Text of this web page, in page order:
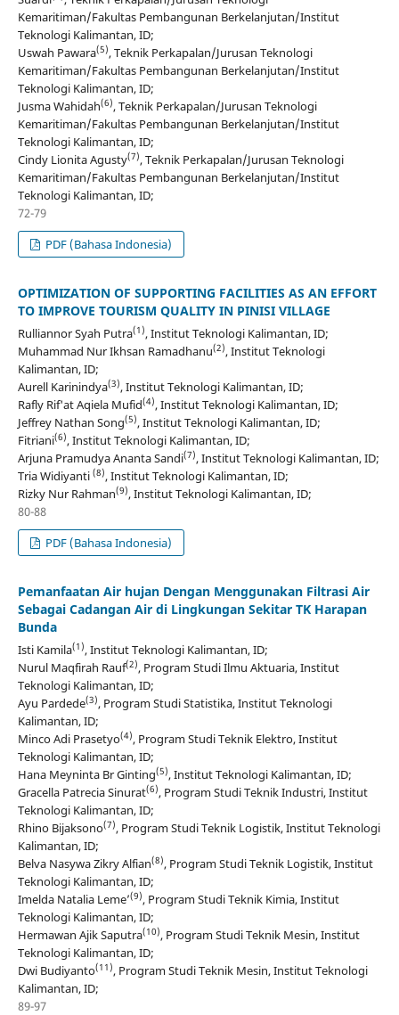
Kemaritiman/Fakultas Pembangunan Berkelanjutan/Institut
Teknologi Kalimantan, ID;
Uswah Pawara(5), Teknik Perkapalan/Jurusan Teknologi
Kemaritiman/Fakultas Pembangunan Berkelanjutan/Institut
Teknologi Kalimantan, ID;
Jusma Wahidah(6), Teknik Perkapalan/Jurusan Teknologi
Kemaritiman/Fakultas Pembangunan Berkelanjutan/Institut
Teknologi Kalimantan, ID;
Cindy Lionita Agusty(7), Teknik Perkapalan/Jurusan Teknologi
Kemaritiman/Fakultas Pembangunan Berkelanjutan/Institut
Teknologi Kalimantan, ID;
72-79
PDF (Bahasa Indonesia)
OPTIMIZATION OF SUPPORTING FACILITIES AS AN EFFORT
TO IMPROVE TOURISM QUALITY IN PINISI VILLAGE
Rulliannor Syah Putra(1), Institut Teknologi Kalimantan, ID;
Muhammad Nur Ikhsan Ramadhanu(2), Institut Teknologi
Kalimantan, ID;
Aurell Karinindya(3), Institut Teknologi Kalimantan, ID;
Rafly Rif'at Aqiela Mufid(4), Institut Teknologi Kalimantan, ID;
Jeffrey Nathan Song(5), Institut Teknologi Kalimantan, ID;
Fitriani(6), Institut Teknologi Kalimantan, ID;
Arjuna Pramudya Ananta Sandi(7), Institut Teknologi Kalimantan, ID;
Tria Widiyanti (8), Institut Teknologi Kalimantan, ID;
Rizky Nur Rahman(9), Institut Teknologi Kalimantan, ID;
80-88
PDF (Bahasa Indonesia)
Pemanfaatan Air hujan Dengan Menggunakan Filtrasi Air
Sebagai Cadangan Air di Lingkungan Sekitar TK Harapan
Bunda
Isti Kamila(1), Institut Teknologi Kalimantan, ID;
Nurul Maqfirah Rauf(2), Program Studi Ilmu Aktuaria, Institut
Teknologi Kalimantan, ID;
Ayu Pardede(3), Program Studi Statistika, Institut Teknologi
Kalimantan, ID;
Minco Adi Prasetyo(4), Program Studi Teknik Elektro, Institut
Teknologi Kalimantan, ID;
Hana Meyninta Br Ginting(5), Institut Teknologi Kalimantan, ID;
Gracella Patrecia Sinurat(6), Program Studi Teknik Industri, Institut
Teknologi Kalimantan, ID;
Rhino Bijaksono(7), Program Studi Teknik Logistik, Institut Teknologi
Kalimantan, ID;
Belva Nasywa Zikry Alfian(8), Program Studi Teknik Logistik, Institut
Teknologi Kalimantan, ID;
Imelda Natalia Leme’(9), Program Studi Teknik Kimia, Institut
Teknologi Kalimantan, ID;
Hermawan Ajik Saputra(10), Program Studi Teknik Mesin, Institut
Teknologi Kalimantan, ID;
Dwi Budiyanto(11), Program Studi Teknik Mesin, Institut Teknologi
Kalimantan, ID;
89-97